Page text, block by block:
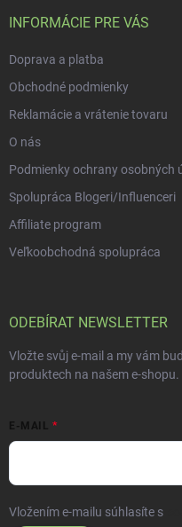
INFORMÁCIE PRE VÁS
Doprava a platba
Obchodné podmienky
Reklamácie a vrátenie tovaru
O nás
Podmienky ochrany osobných
Spolupráca Blogeri/Influenceri
Affiliate program
Veľkoobchodná spolupráca
ODEBÍRAT NEWSLETTER
Vložte svůj e-mail a my vám
produktech na našem e-shopu.
E-MAIL
Vložením e-mailu súhlasíte s